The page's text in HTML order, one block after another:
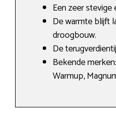
Een zeer stevige
De warmte blijft
droogbouw.
De
Bekende
Warmup,